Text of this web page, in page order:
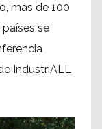
más de 100
se
IndustriALL